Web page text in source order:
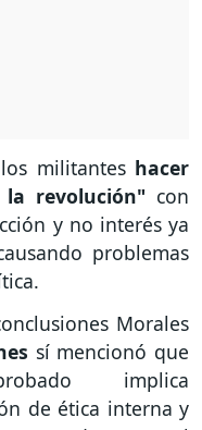
militantes hacer
revolución"con
y no interés ya
problemas
Morales
sí mencionó que
implica
de ética interna y